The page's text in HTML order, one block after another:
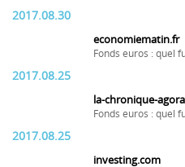
2017.08.30
economiematin.fr
Fonds euros : quel
2017.08.25
la-chronique-
Fonds euros : quel
2017.08.25
investing.com